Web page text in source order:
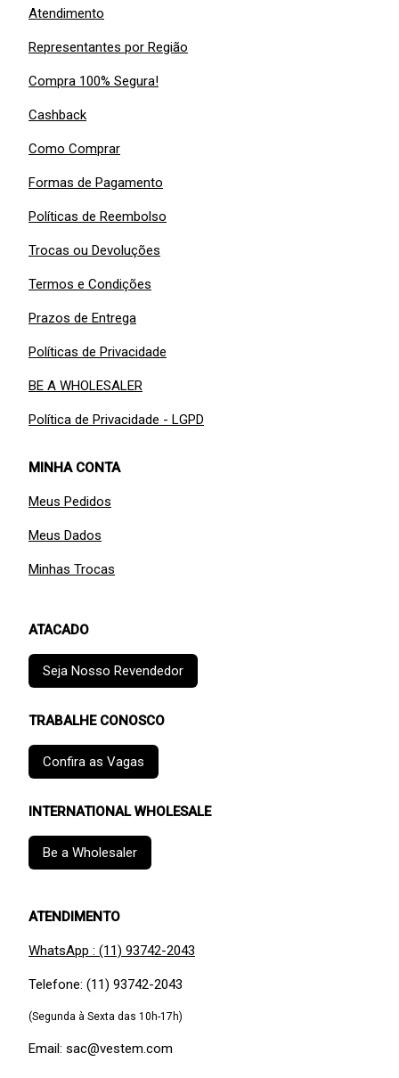
Atendimento
Representantes por Região
Compra 100% Segura!
Cashback
Como Comprar
Formas de Pagamento
Políticas de Reembolso
Trocas ou Devoluções
Termos e Condições
Prazos de Entrega
Políticas de Privacidade
BE A WHOLESALER
Política de Privacidade - LGPD
MINHA CONTA
Meus Pedidos
Meus Dados
Minhas Trocas
ATACADO
Seja Nosso Revendedor
TRABALHE CONOSCO
Confira as Vagas
INTERNATIONAL WHOLESALE
Be a Wholesaler
ATENDIMENTO
WhatsApp : (11) 93742-2043
Telefone: (11) 93742-2043
(Segunda à Sexta das 10h-17h)
Email: sac@vestem.com